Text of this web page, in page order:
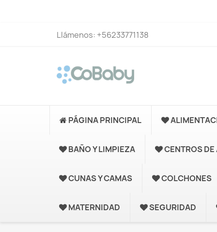
Llámenos: +56233771138
PÁGINA PRINCIPAL
BAÑO Y LIMPIEZA CENTROS
CUNAS Y CAMAS COLCHONES
MATERNIDAD SEGURIDAD